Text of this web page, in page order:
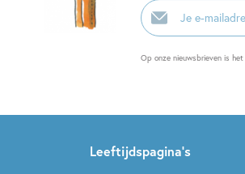
E-
mailadres
Op onze nieuwsbrieven is het
Leeftijdspagina’s